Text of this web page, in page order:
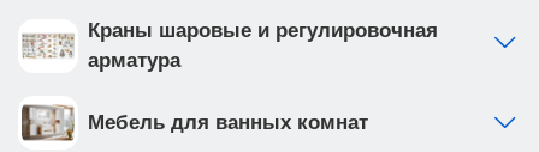
Краны шаровые и регулировочная
арматура
Мебель для ванных комнат